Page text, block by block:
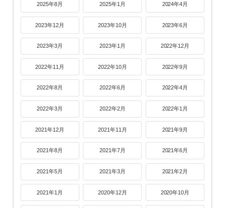
2025年8月 2025年1月 2024年4月
2023年12月 2023年10月 2023年6月
2023年3月 2023年1月 2022年12月
2022年11月 2022年10月 2022年9月
2022年8月 2022年6月 2022年4月
2022年3月 2022年2月 2022年1月
2021年12月 2021年11月 2021年9月
2021年8月 2021年7月 2021年6月
2021年5月 2021年3月 2021年2月
2021年1月 2020年12月 2020年10月